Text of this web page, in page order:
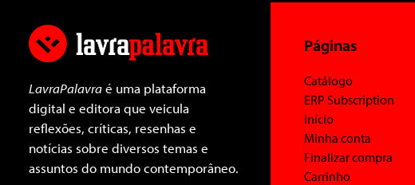
LavraPalavraé uma plataforma
digital e editora que veicula
reflexões, críticas, resenhas e
notícias sobre diversos temas e
assuntos do mundo contemporâneo.
Páginas
Catálogo
ERP Subscription
Início
Minha conta
Finalizar compra
Carrinho